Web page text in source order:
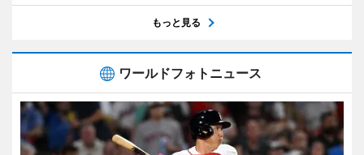
もっと見る
ワールドフォトニュース